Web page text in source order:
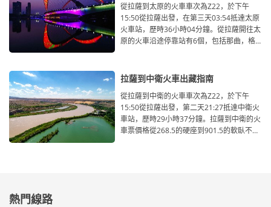
從拉薩到太原的火車車次為Z22，於下午
15:50從拉薩出發，在第三天03:54抵達太原
火車站，歷時36小時04分鐘。從拉薩開往太
原的火車沿途停靠站有6個，包括那曲，格
拉薩到中衛火車出藏指南
從拉薩到中衛的火車車次為Z22，於下午
15:50從拉薩出發，第二天21:27抵達中衛火
車站，歷時29小時37分鐘。拉薩到中衛的火
車票價格從268.5的硬座到901.5的軟臥不
熱門線路